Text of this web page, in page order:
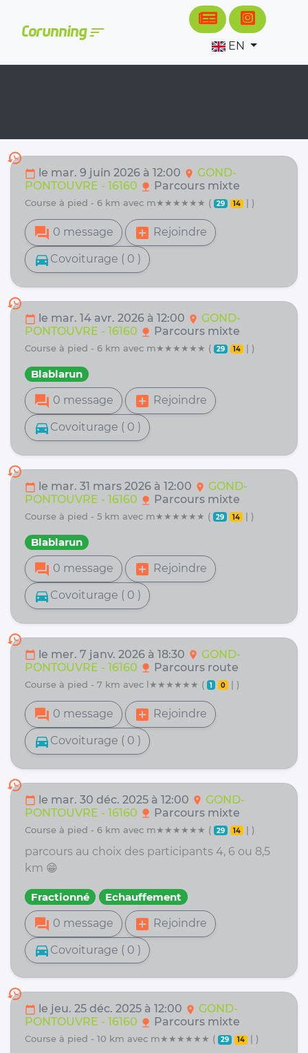
Corunningsort
EN
history
calendar_today le mar. 9 juin 2026 à 12:00 location_on GOND-
PONTOUVRE - 16160 nature Parcours mixte
course à pied - 6 km avec m★★★★★★ ( 29 14 | )
forum 0 message add_box Rejoindre
directions_car Covoiturage ( 0 )
history
calendar_today le mar. 14 avr. 2026 à 12:00 location_on GOND-
PONTOUVRE - 16160 nature Parcours mixte
course à pied - 6 km avec m★★★★★★ ( 29 14 | )
Blablarun
forum 0 message add_box Rejoindre
directions_car Covoiturage ( 0 )
history
calendar_today le mar. 31 mars 2026 à 12:00 location_on GOND-
PONTOUVRE - 16160 nature Parcours mixte
course à pied - 5 km avec m★★★★★★ ( 29 14 | )
Blablarun
forum 0 message add_box Rejoindre
directions_car Covoiturage ( 0 )
history
calendar_today le mer. 7 janv. 2026 à 18:30 location_on GOND-
PONTOUVRE - 16160 nature Parcours route
course à pied - 7 km avec l★★★★★★ ( 1 0 | )
forum 0 message add_box Rejoindre
directions_car Covoiturage ( 0 )
history
calendar_today le mar. 30 déc. 2025 à 12:00 location_on GOND-
PONTOUVRE - 16160 nature Parcours mixte
course à pied - 6 km avec m★★★★★★ ( 29 14 | )
parcours au choix des participants 4, 6 ou 8,5
km 😁
Fractionné Echauffement
forum 0 message add_box Rejoindre
directions_car Covoiturage ( 0 )
history
calendar_today le jeu. 25 déc. 2025 à 12:00 location_on GOND-
PONTOUVRE - 16160 nature Parcours mixte
course à pied - 10 km avec m★★★★★★ ( 29 14 | )